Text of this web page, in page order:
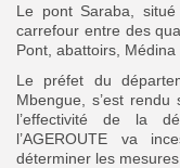
Le pont Saraba,
carrefour entre des
Pont, abattoirs, Médina
Le préfet du
Mbengue, s’est
l’effectivité de la
l’AGEROUTE va
déterminer les